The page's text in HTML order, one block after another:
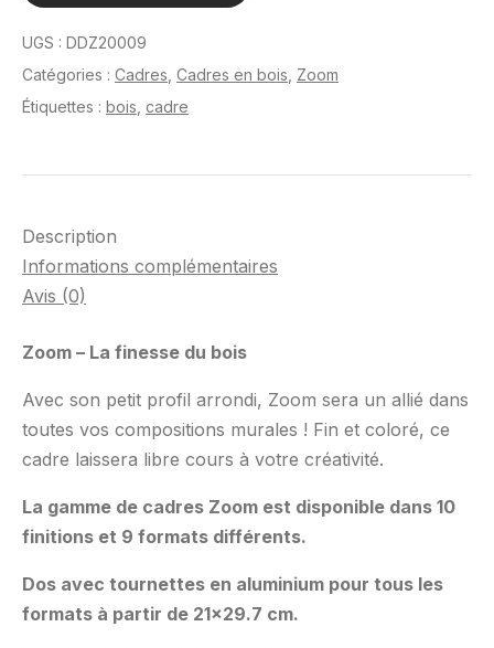
UGS : DDZ20009
Catégories : Cadres Cadres en bois Zoom
Étiquettes : bois cadre
Description
Informations complémentaires
Avis (0)
Zoom – La finesse du bois
Avec son petit profil arrondi, Zoom sera un allié dans
toutes vos compositions murales ! Fin et coloré, ce
cadre laissera libre cours à votre créativité.
La gamme de cadres Zoom est disponible dans 10
finitions et 9 formats différents.
Dos avec tournettes en aluminium pour tous les
formats à partir de 21×29.7 cm.